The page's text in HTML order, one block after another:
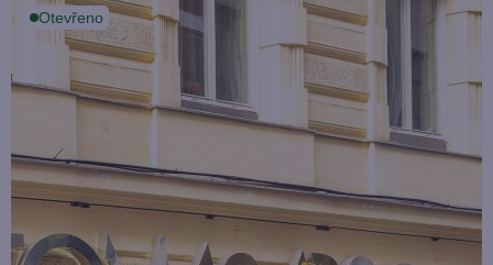
Otevřeno